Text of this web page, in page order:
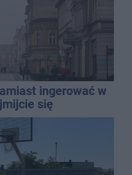
ingerować w
się